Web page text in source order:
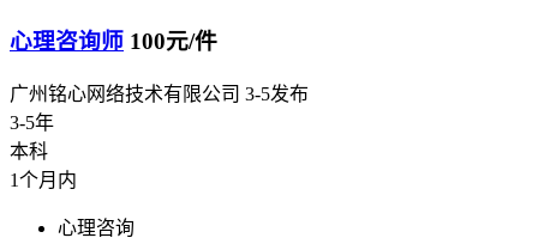
心理咨询师 100元/件
广州铭心网络技术有限公司 3-5发布
3-5年
本科
1个月内
心理咨询